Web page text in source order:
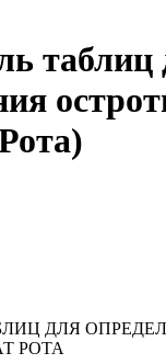
таблиц
ДЛЯ
РОТА